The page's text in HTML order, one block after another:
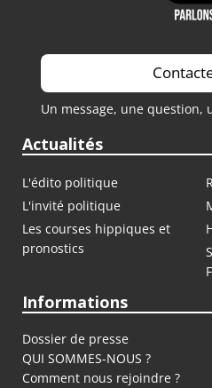
Un message, une question,
Actualités
L'édito politique
L'invité politique
Les courses hippiques et
pronostics
Informations
Dossier de presse
QUI SOMMES-NOUS ?
Comment nous rejoindre ?